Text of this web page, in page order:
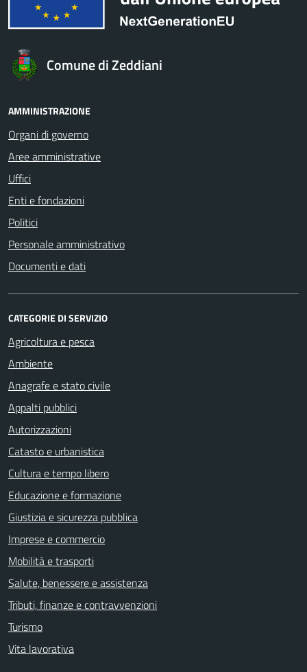
Comune di Zeddiani
AMMINISTRAZIONE
Organi di governo
Aree amministrative
Uffici
Enti e fondazioni
Politici
Personale amministrativo
Documenti e dati
CATEGORIE DI SERVIZIO
Agricoltura e pesca
Ambiente
Anagrafe e stato civile
Appalti pubblici
Autorizzazioni
Catasto e urbanistica
Cultura e tempo libero
Educazione e formazione
Giustizia e sicurezza pubblica
Imprese e commercio
Mobilità e trasporti
Salute, benessere e assistenza
Tributi, finanze e contravvenzioni
Turismo
Vita lavorativa